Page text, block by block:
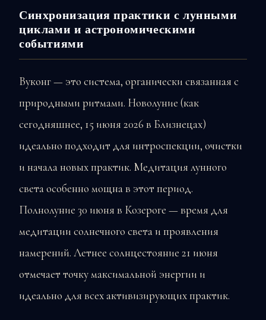
Синхронизация практики с лунными
циклами и астрономическими
событиями
Вуконг — это система, органически связанная с
природными ритмами. Новолуние (как
сегодняшнее, 15 июня 2026 в Близнецах)
идеально подходит для интроспекции, очистки
и начала новых практик. Медитация лунного
света особенно мощна в этот период.
Полнолуние 30 июня в Козероге — время для
медитации солнечного света и проявления
намерений. Летнее солнцестояние 21 июня
отмечает точку максимальной энергии и
идеально для всех активизирующих практик.